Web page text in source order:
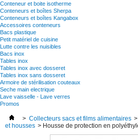
Conteneur et boite isotherme
Conteneurs et boîtes Sherpa
Conteneurs et boîtes Kangabox
Accessoires conteneurs
Bacs plastique
Petit matériel de cuisine
Lutte contre les nuisibles
Bacs inox
Tables inox
Tables inox avec dosseret
Tables inox sans dosseret
Armoire de stérilisation couteaux
Seche main electrique
Lave vaisselle - Lave verres
Promos
> Collecteurs sacs et films alimentaires >
et housses > Housse de protection en